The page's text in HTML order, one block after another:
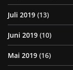
Juli 2019 (13)
Juni 2019 (10)
Mai 2019 (16)